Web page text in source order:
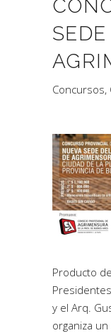
Concursos,
Producto
y el Arq.
organiza